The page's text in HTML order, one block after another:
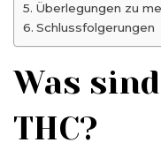
Überlegungen zu
Schlussfolgerungen
Was
THC?